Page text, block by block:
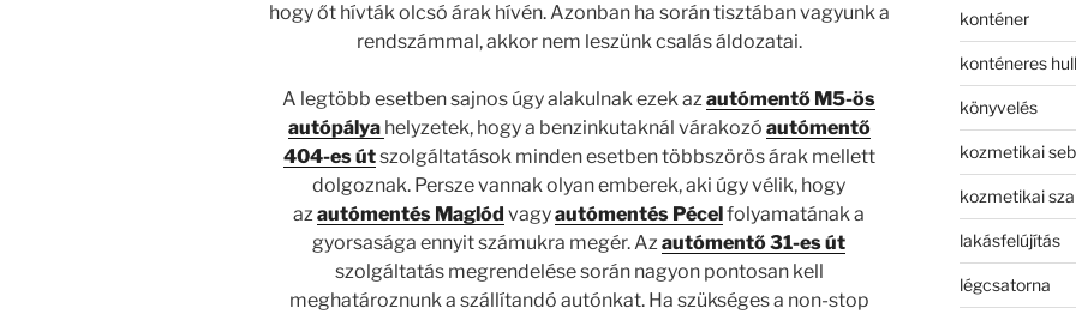
hogy őt hívták olcsó árak hívén. Azonban ha során tisztában vagyunk a
rendszámmal, akkor nem leszünk csalás áldozatai.
A legtöbb esetben sajnos úgy alakulnak ezek azautómentő M5-ös
autópálya helyzetek, hogy a benzinkutaknál várakozó autómentő
404-es útszolgáltatások minden esetben többszörös árak mellett
dolgoznak. Persze vannak olyan emberek, aki úgy vélik, hogy
azautómentés Maglód vagyautómentés Pécelfolyamatának a
gyorsasága ennyit számukra megér. Azautómentő 31-es út
szolgáltatás megrendelése során nagyon pontosan kell
meghatároznunk a szállítandó autónkat. Ha szükséges a non-stop
konténer
konténeres
könyvelés
kozmetikai
kozmetikai
lakásfelújítás
légcsatorna